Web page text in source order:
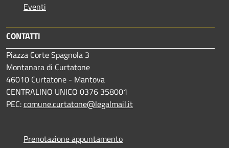
Eventi
CONTATTI
Piazza Corte Spagnola 3
Montanara di Curtatone
46010 Curtatone - Mantova
CENTRALINO UNICO 0376 358001
PEC:comune.curtatone@legalmail.it
Prenotazione appuntamento